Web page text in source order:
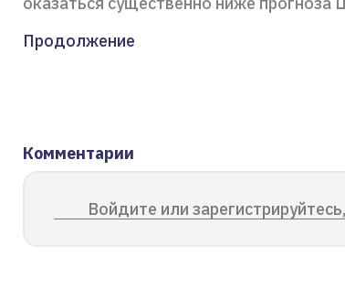
Продолжение
Комментарии
Войдите или